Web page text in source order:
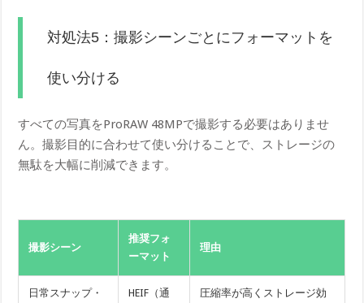
対処法5：撮影シーンごとにフォーマットを
使い分ける
すべての写真をProRAW 48MPで撮影する必要はありませ
ん。撮影目的に合わせて使い分けることで、ストレージの
無駄を大幅に削減できます。
撮影シーン
推奨フォ
ーマット
理由
日常スナップ・
HEIF（通
圧縮率が高くストレージ効